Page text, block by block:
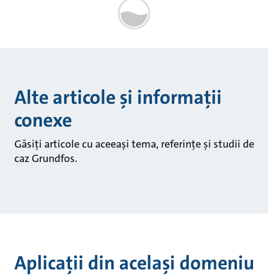
Alte articole și informații
conexe
Găsiți articole cu aceeași tema, referințe și studii de
caz Grundfos.
Aplicații din același domeniu